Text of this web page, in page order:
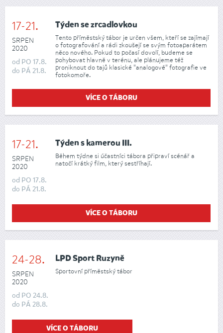
17-21.
SRPEN
2020
od PO 17.8.
do PÁ 21.8.
Týden se zrcadlovkou
Tento příměstský tábor je určen všem, kteří se zajímají
o fotografování a rádi zkoušejí se svým fotoaparátem
něco nového. Pokud to počasí dovolí, budeme se
pohybovat hlavně v terénu, ale plánujeme též
proniknout do tajů klasické "analogové" fotografie ve
fotokomoře.
VÍCE O TÁBORU
17-21.
SRPEN
2020
od PO 17.8.
do PÁ 21.8.
Týden s kamerou III.
Během týdne si účastníci tábora připraví scénář a
natočí krátký film, který sestříhají.
VÍCE O TÁBORU
24-28.
SRPEN
2020
od PO 24.8.
do PÁ 28.8.
LPD Sport Ruzyně
Sportovní příměstský tábor
VÍCE O TÁBORU